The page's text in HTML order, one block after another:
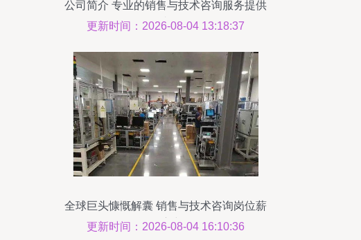
公司简介 专业的销售与技术咨询服务提供
者
更新时间：2026-08-04 13:18:37
全球巨头慷慨解囊 销售与技术咨询岗位薪
资再度突围
更新时间：2026-08-04 16:10:36